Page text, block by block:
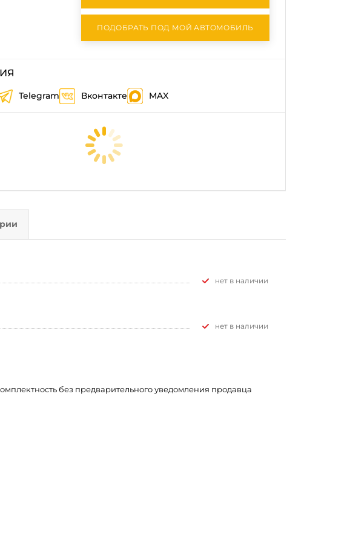
ПОДОБРАТЬ ПОД МОЙ АВТОМОБИЛЬ
Telegram Вконтакте MAX
Нет в наличии
Нет в наличии
без предварительного уведомления продавца